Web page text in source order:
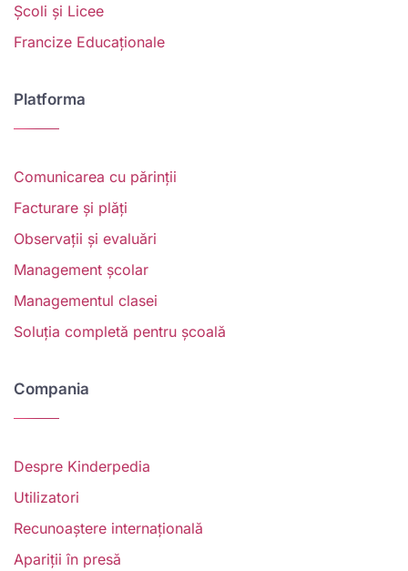
Școli și Licee
Francize Educaționale
Platforma
Comunicarea cu părinții
Facturare și plăți
Observații și evaluări
Management școlar
Managementul clasei
Soluția completă pentru școală
Compania
Despre Kinderpedia
Utilizatori
Recunoaștere internațională
Apariții în presă